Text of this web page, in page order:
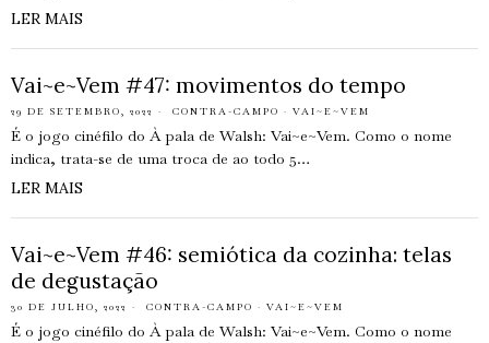
LER MAIS
Vai~e~Vem #47: movimentos do tempo
29 DE SETEMBRO, 2022 CONTRA-CAMPO · VAI~E~VEM
É o jogo cinéfilo do À pala de Walsh: Vai~e~Vem. Como o nome
indica, trata-se de uma troca de ao todo 5…
LER MAIS
Vai~e~Vem #46: semiótica da cozinha: telas
de degustação
30 DE JULHO, 2022 CONTRA-CAMPO · VAI~E~VEM
É o jogo cinéfilo do À pala de Walsh: Vai~e~Vem. Como o nome